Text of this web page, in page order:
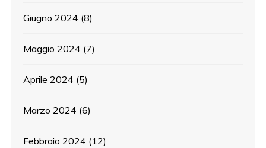
Giugno 2024 (8)
Maggio 2024 (7)
Aprile 2024 (5)
Marzo 2024 (6)
Febbraio 2024 (12)